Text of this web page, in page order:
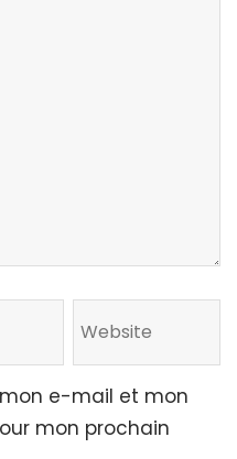
e-mail et mon
mon prochain